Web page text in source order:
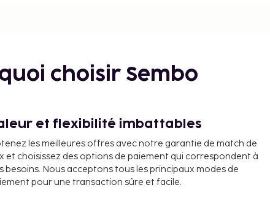
de Katmandou est à 206 km, tandis que l'aéroport
Pokhara, à 3 km.
choisir Sembo
et flexibilité imbattables
les meilleures offres avec notre garantie de match de
et choisissez des options de paiement qui correspondent à
besoins. Nous acceptons tous les principaux modes de
pour une transaction sûre et facile.